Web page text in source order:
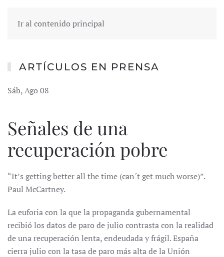
Ir al contenido principal
ARTÍCULOS EN PRENSA
Sáb, Ago 08
Señales de una
recuperación pobre
“It’s getting better all the time (can´t get much worse)”.
Paul McCartney.
La euforia con la que la propaganda gubernamental
recibió los datos de paro de julio contrasta con la realidad
de una recuperación lenta, endeudada y frágil. España
cierra julio con la tasa de paro más alta de la Unión